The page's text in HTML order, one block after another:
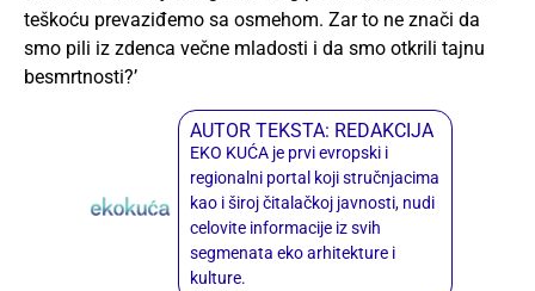
teškoću prevaziđemo sa osmehom. Zar to ne znači da
smo pili iz zdenca večne mladosti i da smo otkrili tajnu
besmrtnosti?’
AUTOR TEKSTA: REDAKCIJA
EKO KUĆA je prvi evropski i
regionalni portal koji stručnjacima
kao i široj čitalačkoj javnosti, nudi
celovite informacije iz svih
segmenata eko arhitekture i
kulture.